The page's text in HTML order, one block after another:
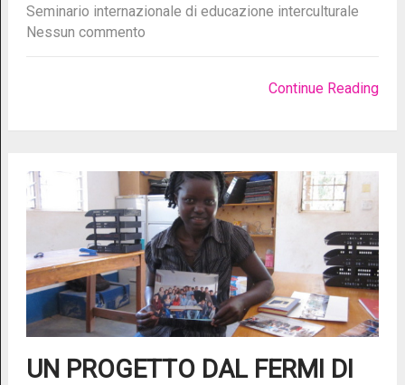
Seminario internazionale di educazione interculturale
Nessun commento
Continue Reading
UN PROGETTO DAL FERMI DI